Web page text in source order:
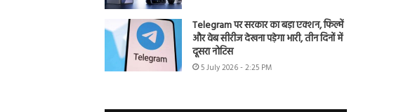
Telegram पर सरकार का बड़ा एक्शन, फिल्में
और वेब सीरीज देखना पड़ेगा भारी, तीन दिनों में
दूसरा नोटिस
5 July 2026 - 2:25 PM